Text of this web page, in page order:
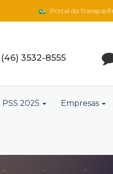
Portal da
(46) 3532-8555
PSS 2025 Empresas